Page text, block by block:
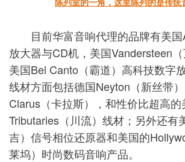
目前华富音响代理的品牌有美国
放大器与CD机，美国Vandersteen（
美国Bel Canto（霸道）高科技数字
线材方面包括德国Neyton（新丝带
Clarus（卡拉斯），和性价比超高的
Tributaries（川流）线材；另外还有
吉）信号相位还原器和美国的
莱坞）时尚数码音响产品。